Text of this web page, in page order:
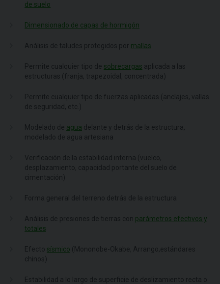
de suelo
Dimensionado de capas de hormigón
Análisis de taludes protegidos por mallas
Permite cualquier tipo de sobrecargas aplicada a las
estructuras (franja, trapezoidal, concentrada)
Permite cualquier tipo de fuerzas aplicadas (anclajes, vallas
de seguridad, etc.)
Modelado de agua delante y detrás de la estructura,
modelado de agua artesiana
Verificación de la estabilidad interna (vuelco,
desplazamiento, capacidad portante del suelo de
cimentación)
Forma general del terreno detrás de la estructura
Análisis de presiones de tierras con parámetros efectivos y
totales
Efecto sísmico (Mononobe-Okabe, Arrango,estándares
chinos)
Estabilidad a lo largo de superficie de deslizamiento recta o